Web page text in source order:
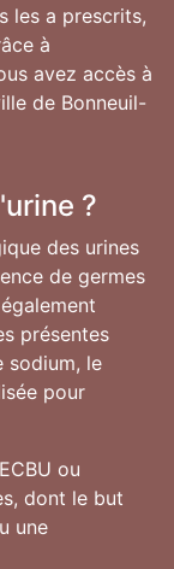
les a prescrits,
à
avez accès à
de Bonneuil-
?
des urines
de germes
présentes
sodium, le
pour
ou
dont le but
une